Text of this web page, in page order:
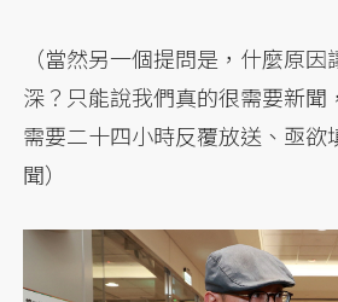
（當然另一個提問是，什麼原
深？只能說我們真的很需要新聞
需要二十四小時反覆放送、亟欲
聞）